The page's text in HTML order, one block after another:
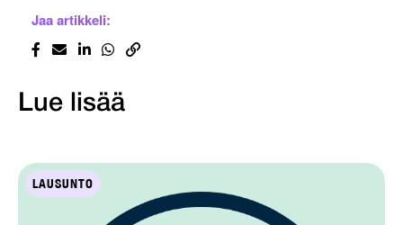
Jaa artikkeli:
Lue lisää
LAUSUNTO